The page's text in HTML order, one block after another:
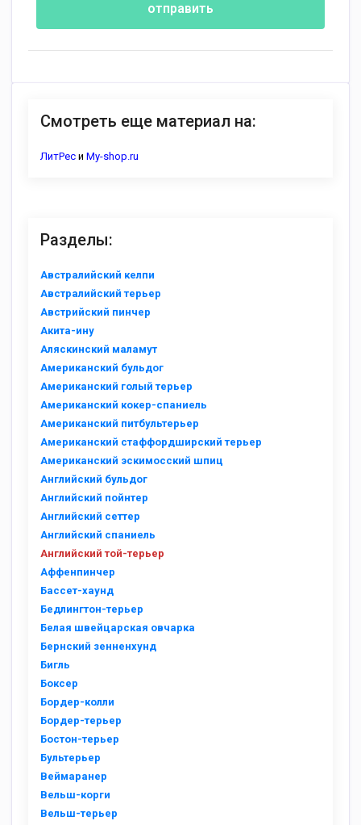
отправить
Смотреть еще материал на:
ЛитРес и My-shop.ru
Разделы:
Австралийский келпи
Австралийский терьер
Австрийский пинчер
Акита-ину
Аляскинский маламут
Американский бульдог
Американский голый терьер
Американский кокер-спаниель
Американский питбультерьер
Американский стаффордширский терьер
Американский эскимосский шпиц
Английский бульдог
Английский пойнтер
Английский сеттер
Английский спаниель
Английский той-терьер
Аффенпинчер
Бассет-хаунд
Бедлингтон-терьер
Белая швейцарская овчарка
Бернский зенненхунд
Бигль
Боксер
Бордер-колли
Бордер-терьер
Бостон-терьер
Бультерьер
Веймаранер
Вельш-корги
Вельш-терьер